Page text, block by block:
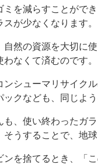
ミを減らすことがで
スが少なくなります。
自然の資源を大切に
わなくて済むのです。
ンシューマリサイク
ックなども、同じよ
も、使い終わったガ
そうすることで、地
ンを捨てるとき、「